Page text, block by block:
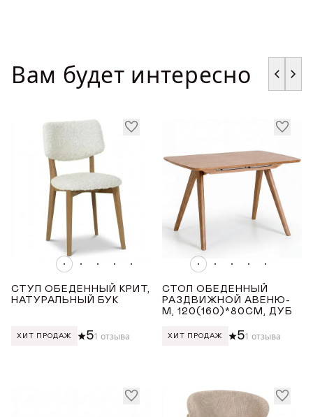
Вам будет интересно
СТУЛ ОБЕДЕННЫЙ КРИТ,
НАТУРАЛЬНЫЙ БУК
ХИТ ПРОДАЖ 51 отзыва
СТОЛ ОБЕДЕННЫЙ
РАЗДВИЖНОЙ АВЕНЮ-
М, 120(160)*80СМ, ДУБ
ХИТ ПРОДАЖ 51 отзыва